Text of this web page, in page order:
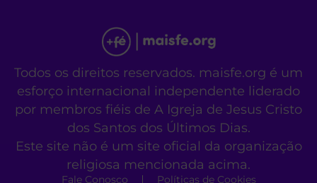
Todos os direitos reservados. maisfe.org é um
esforço internacional independente liderado
por membros fiéis de A Igreja de Jesus Cristo
dos Santos dos Últimos Dias.
Este site não é um site oficial da organização
religiosa mencionada acima.
Fale Conosco Políticas de Cookies